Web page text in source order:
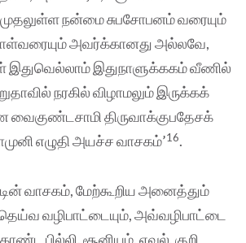
நன்மை சுபசோபனம் வரையும்
அவர்க்கானது அல்லவே,
இதுநாளுக்ககம் வீணில்
நரகில் விழாமலும் இருக்கக்
வைகுண்டசாமி திருவாக்குபதேசக்
எழுதி அயச்ச வாசகம்’16.
வாசகம், மேற்கூறிய அனைத்தும்
தெய்வ வழிபாட்டையும், அவ்வழிபாட்டை
பில்லி, சூனியம், ஏவல், குறி